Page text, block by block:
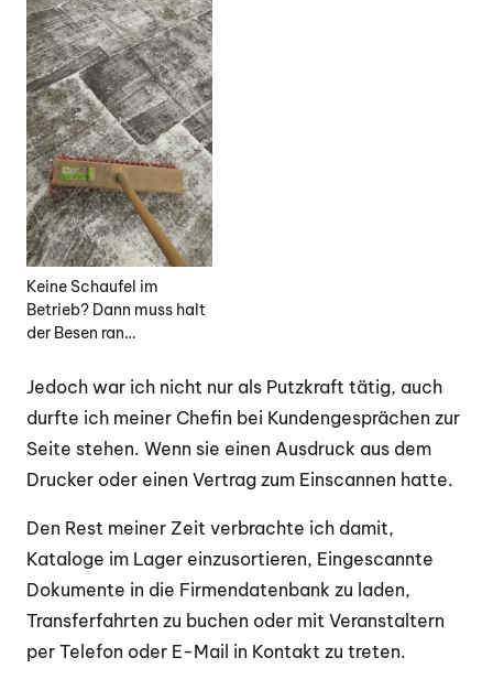
Keine Schaufel im
Betrieb? Dann muss halt
der Besen ran…
Jedoch war ich nicht nur als Putzkraft tätig, auch
durfte ich meiner Chefin bei Kundengesprächen zur
Seite stehen. Wenn sie einen Ausdruck aus dem
Drucker oder einen Vertrag zum Einscannen hatte.
Den Rest meiner Zeit verbrachte ich damit,
Kataloge im Lager einzusortieren, Eingescannte
Dokumente in die Firmendatenbank zu laden,
Transferfahrten zu buchen oder mit Veranstaltern
per Telefon oder E-Mail in Kontakt zu treten.